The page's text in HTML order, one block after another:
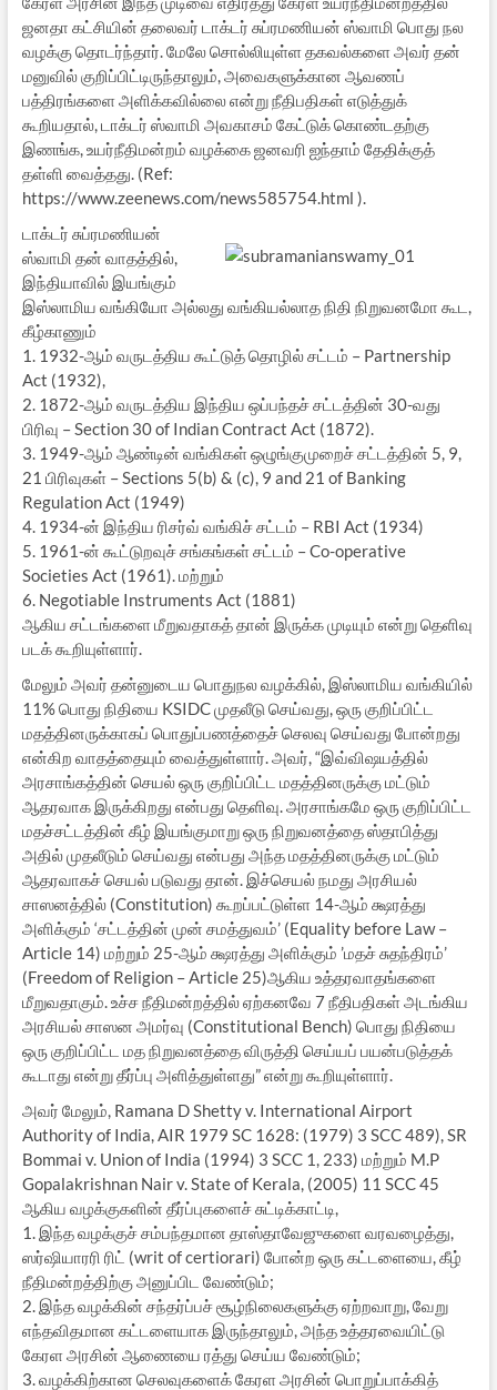
ஜனதா கட்சியின் தலைவர் டாக்டர் சுப்ரமணியன் ஸ்வாமி பொது நல
வழக்கு தொடர்ந்தார். மேலே சொல்லியுள்ள தகவல்களை அவர் தன்
மனுவில் குறிப்பிட்டிருந்தாலும், அவைகளுக்கான ஆவணப்
பத்திரங்களை அளிக்கவில்லை என்று நீதிபதிகள் எடுத்துக்
கூறியதால், டாக்டர் ஸ்வாமி அவகாசம் கேட்டுக் கொண்டதற்கு
இணங்க, உயர்நீதிமன்றம் வழக்கை ஜனவரி ஐந்தாம் தேதிக்குத்
தள்ளி வைத்தது. (Ref:
https://www.zeenews.com/news585754.html ).
டாக்டர் சுப்ரமணியன்
ஸ்வாமி தன் வாதத்தில்,
இந்தியாவில் இயங்கும்
இஸ்லாமிய வங்கியோ அல்லது வங்கியல்லாத நிதி நிறுவனமோ கூட,
கீழ்காணும்
1. 1932-ஆம் வருடத்திய கூட்டுத் தொழில் சட்டம் – Partnership
Act (1932),
2. 1872-ஆம் வருடத்திய இந்திய ஒப்பந்தச் சட்டத்தின் 30-வது
பிரிவு – Section 30 of Indian Contract Act (1872).
3. 1949-ஆம் ஆண்டின் வங்கிகள் ஒழுங்குமுறைச் சட்டத்தின் 5, 9,
21 பிரிவுகள் – Sections 5(b) & (c), 9 and 21 of Banking
Regulation Act (1949)
4. 1934-ன் இந்திய ரிசர்வ் வங்கிச் சட்டம் – RBI Act (1934)
5. 1961-ன் கூட்டுறவுச் சங்கங்கள் சட்டம் – Co-operative
Societies Act (1961). மற்றும்
6. Negotiable Instruments Act (1881)
ஆகிய சட்டங்களை மீறுவதாகத் தான் இருக்க முடியும் என்று தெளிவு
படக் கூறியுள்ளார்.
மேலும் அவர் தன்னுடைய பொதுநல வழக்கில், இஸ்லாமிய வங்கியில்
11% பொது நிதியை KSIDC முதலீடு செய்வது, ஒரு குறிப்பிட்ட
மதத்தினருக்காகப் பொதுப்பணத்தைச் செலவு செய்வது போன்றது
என்கிற வாதத்தையும் வைத்துள்ளார். அவர், “இவ்விஷயத்தில்
அரசாங்கத்தின் செயல் ஒரு குறிப்பிட்ட மதத்தினருக்கு மட்டும்
ஆதரவாக இருக்கிறது என்பது தெளிவு. அரசாங்கமே ஒரு குறிப்பிட்ட
மதச்சட்டத்தின் கீழ் இயங்குமாறு ஒரு நிறுவனத்தை ஸ்தாபித்து
அதில் முதலீடும் செய்வது என்பது அந்த மதத்தினருக்கு மட்டும்
ஆதரவாகச் செயல் படுவது தான். இச்செயல் நமது அரசியல்
சாஸனத்தில் (Constitution) கூறப்பட்டுள்ள 14-ஆம் க்ஷரத்து
அளிக்கும் ‘சட்டத்தின் முன் சமத்துவம்’ (Equality before Law –
Article 14) மற்றும் 25-ஆம் க்ஷரத்து அளிக்கும் ’மதச் சுதந்திரம்’
(Freedom of Religion – Article 25)ஆகிய உத்தரவாதங்களை
மீறுவதாகும். உச்ச நீதிமன்றத்தில் ஏற்கனவே 7 நீதிபதிகள் அடங்கிய
அரசியல் சாஸன அமர்வு (Constitutional Bench) பொது நிதியை
ஒரு குறிப்பிட்ட மத நிறுவனத்தை விருத்தி செய்யப் பயன்படுத்தக்
கூடாது என்று தீர்ப்பு அளித்துள்ளது” என்று கூறியுள்ளார்.
அவர் மேலும், Ramana D Shetty v. International Airport
Authority of India, AIR 1979 SC 1628: (1979) 3 SCC 489), SR
Bommai v. Union of India (1994) 3 SCC 1, 233) மற்றும் M.P
Gopalakrishnan Nair v. State of Kerala, (2005) 11 SCC 45
ஆகிய வழக்குகளின் தீர்ப்புகளைச் சுட்டிக்காட்டி,
1. இந்த வழக்குச் சம்பந்தமான தாஸ்தாவேஜுகளை வரவழைத்து,
ஸர்ஷியாரரி ரிட் (writ of certiorari) போன்ற ஒரு கட்டளையை, கீழ்
நீதிமன்றத்திற்கு அனுப்பிட வேண்டும்;
2. இந்த வழக்கின் சந்தர்ப்பச் சூழ்நிலைகளுக்கு ஏற்றவாறு, வேறு
எந்தவிதமான கட்டளையாக இருந்தாலும், அந்த உத்தரவையிட்டு
கேரள அரசின் ஆணையை ரத்து செய்ய வேண்டும்;
3. வழக்கிற்கான செலவுகளைக் கேரள அரசின் பொறுப்பாக்கித்